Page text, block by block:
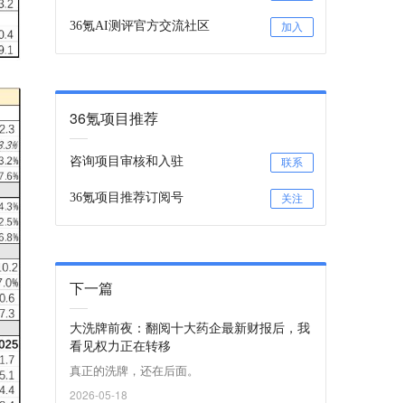
36氪AI测评官方交流社区 加入
36氪项目推荐
咨询项目审核和入驻 联系
36氪项目推荐订阅号 关注
下一篇
大洗牌前夜：翻阅十大药企最新财报后，我
看见权力正在转移
真正的洗牌，还在后面。
2026-05-18